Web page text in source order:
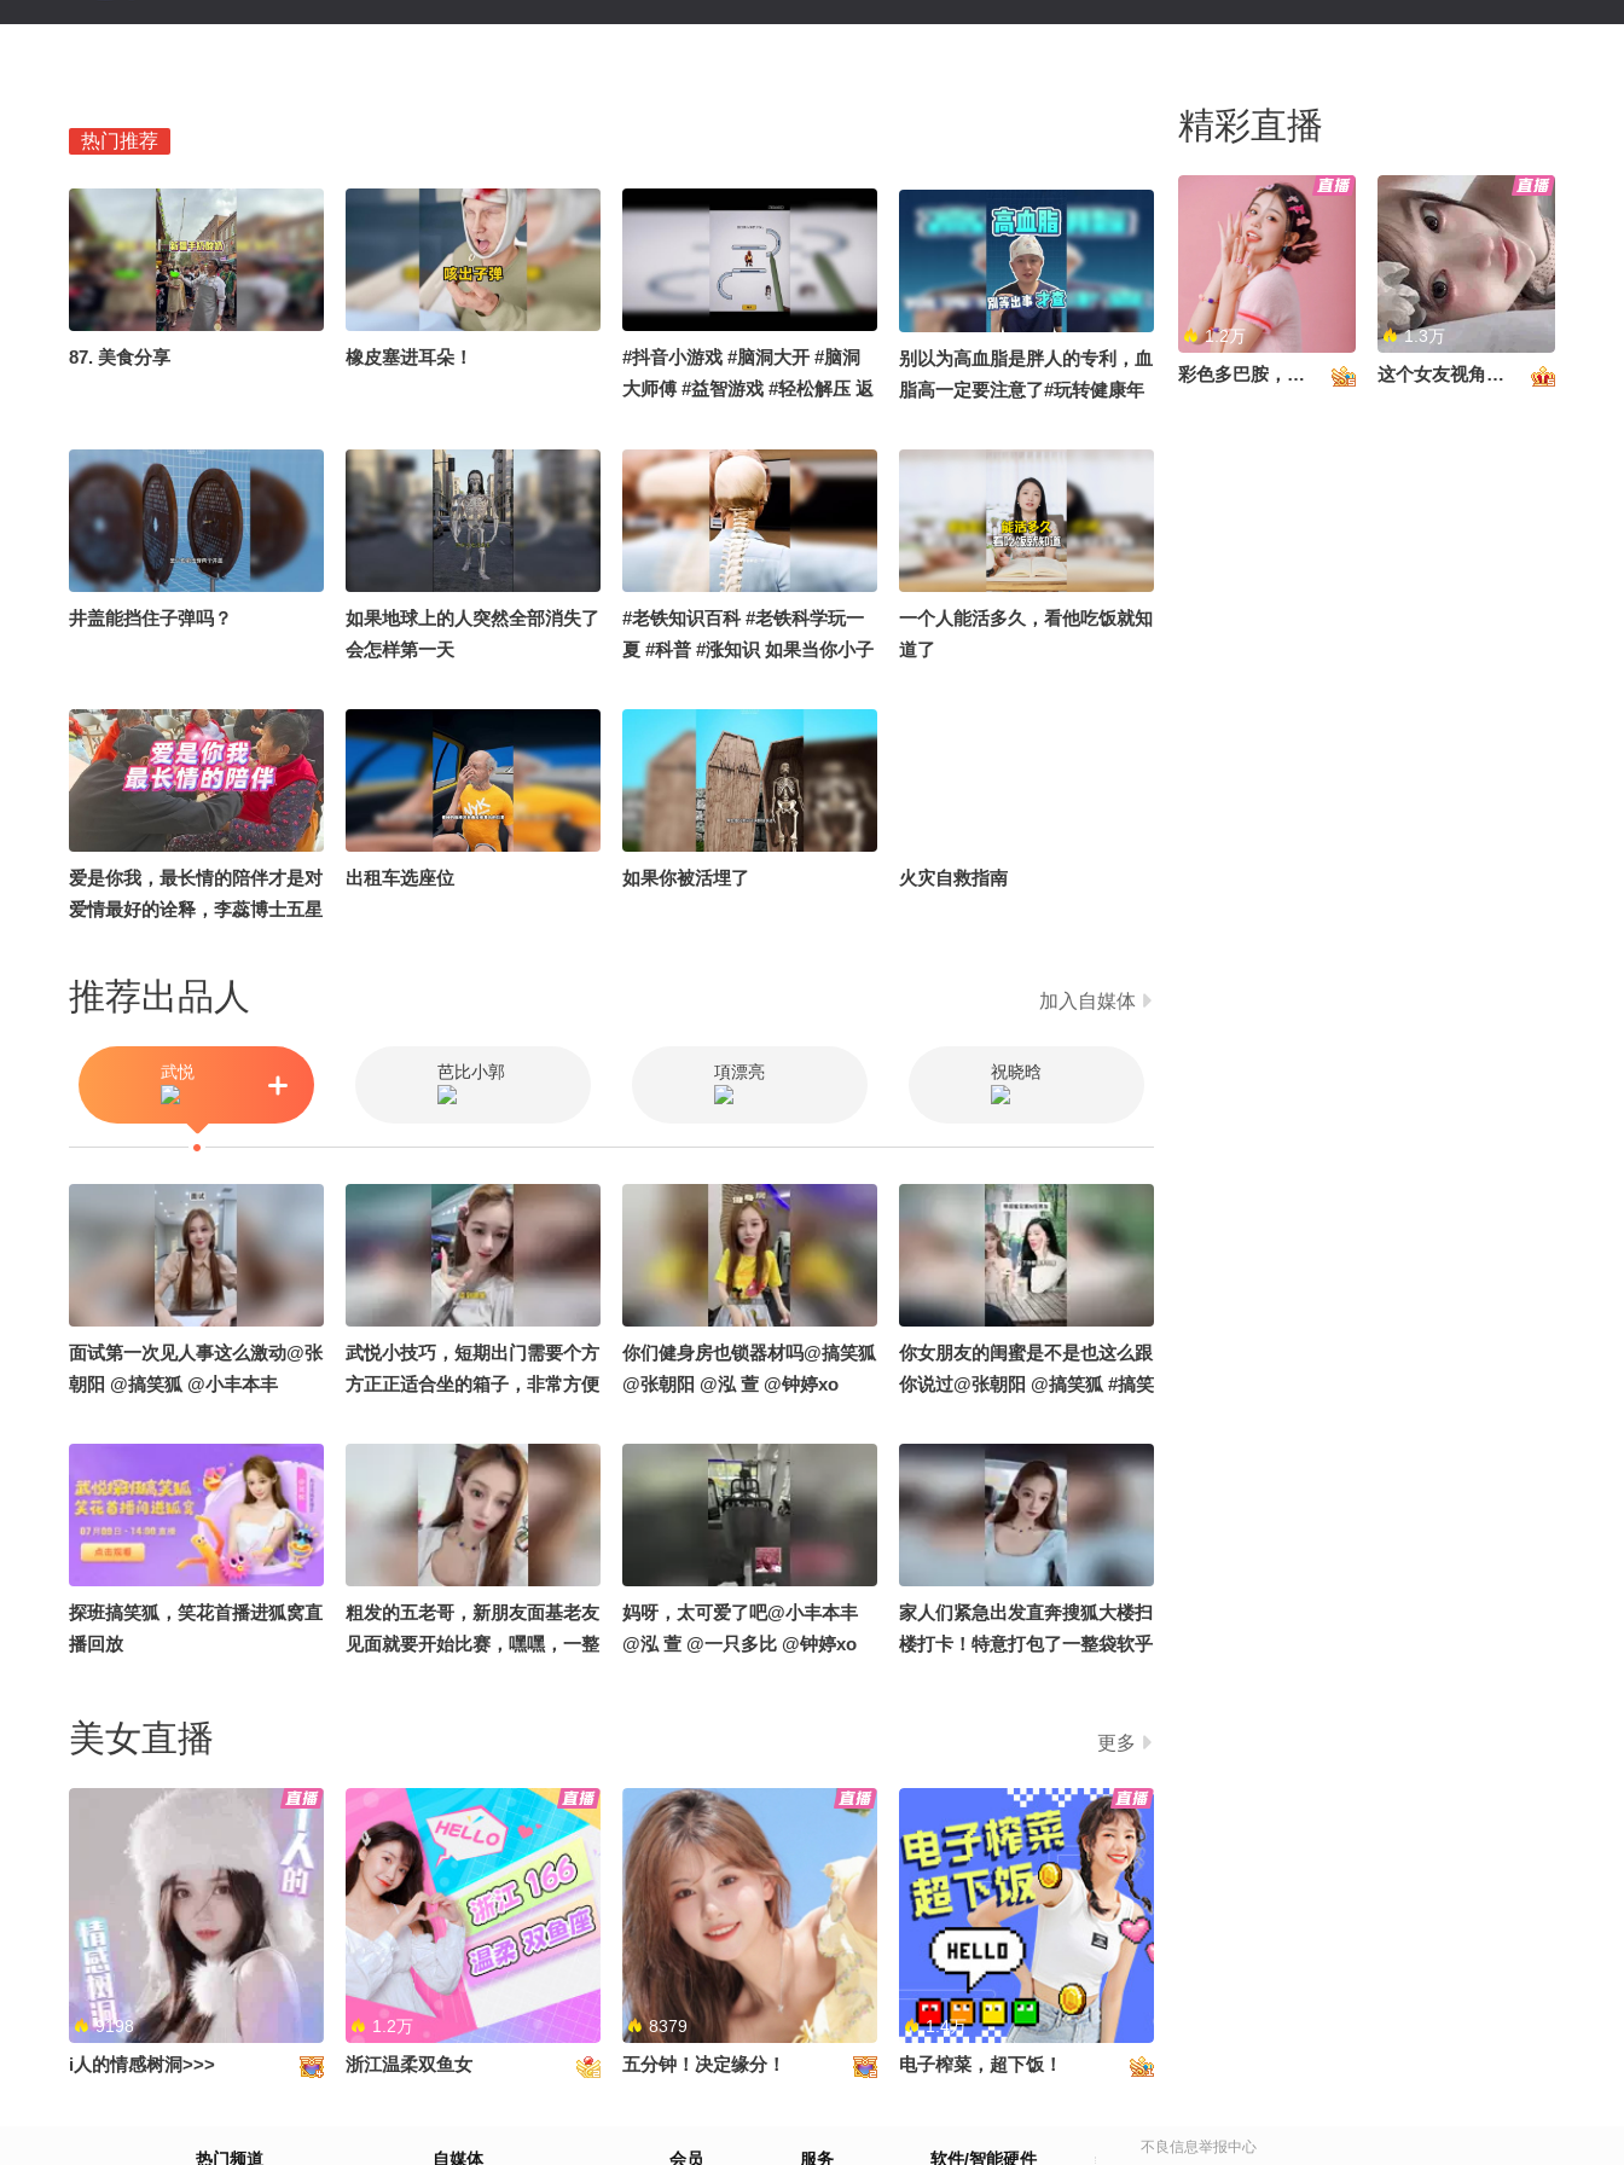
热门推荐
87. 美食分享 橡皮塞进耳朵！
#抖音小游戏 #脑洞大开 #脑洞
大师傅 #益智游戏 #轻松解压 返
别以为高血脂是胖人的专利，血
脂高一定要注意了#玩转健康年
狐 @儿科马大夫 @谢老师说药
事 @耳鼻喉刘医生 @王思露营
养师 @紫秋心理驿站 @妇产科
王贵芳医生 @罗思文医生 @皮
肤科周星医生 @泰祺 @努力学
习的总结侠 @小狐 @小丰本丰
@搜狐视频官方小助手
井盖能挡住子弹吗？
如果地球上的人突然全部消失了
会怎样第一天
#老铁知识百科 #老铁科学玩一
夏 #科普 #涨知识 如果当你小子
一个人能活多久，看他吃饭就知
道了
爱是你我，最长情的陪伴才是对
爱情最好的诠释，李蕊博士五星
阳 @搜狐健康 @健康狐 @妇产
悦老师 @崔强医生 @饭饭小朋
友 @雨倩学姐 @大叔的两种速
度 @狐友圈子@耳鼻喉刘医生
@妇产科王贵芳医生 @芸芸子
爱唱歌 @一只圆 @巳仙仙 @化
无止境薛老师 @小马同学努力
出租车选座位 如果你被活埋了 火灾自救指南
推荐出品人 加入自媒体
武悦 芭比小郭 項漂亮 祝晓晗
面试第一次见人事这么激动@张
朝阳 @搞笑狐 @小丰本丰
武悦小技巧，短期出门需要个方
方正正适合坐的箱子，非常方便
@搞笑狐
你们健身房也锁器材吗@搞笑狐
@张朝阳 @泓 萱 @钟婷xo
你女朋友的闺蜜是不是也这么跟
你说过@张朝阳 @搞笑狐 #搞笑
探班搞笑狐，笑花首播进狐窝直
播回放
粗发的五老哥，新朋友面基老友
见面就要开始比赛，嘿嘿，一整
妈呀，太可爱了吧@小丰本丰
@泓 萱 @一只多比 @钟婷xo
家人们紧急出发直奔搜狐大楼扫
楼打卡！特意打包了一整袋软乎
探秘大厂办公区+线下派送福利
美女直播 更多
9198
i人的情感树洞>>>
1.2万
浙江温柔双鱼女
8379
五分钟！决定缘分！
1.4万
电子榨菜，超下饭！
精彩直播
1.2万
彩色多巴胺，甜到心里啦！
1.3万
这个女友视角好治愈~
热门频道 自媒体 会员 服务 软件/智能硬件
不良信息举报中心